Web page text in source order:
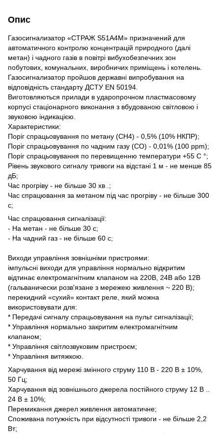
Опис
Газосигнализатор «СТРАЖ S51A4M» призначений для
автоматичного контролю концентрацій природного (далі
метан) і чадного газів в повітрі вибухобезпечних зон
побутових, комунальних, виробничих приміщень і котелень.
Газосигнализатор пройшов державні випробування на
відповідність стандарту ДСТУ EN 50194.
Виготовляються прилади в ударопрочном пластмасовому
корпусі стаціонарного виконання з вбудованою світловою і
звуковою індикацією.
Характеристики:
Поріг спрацьовування по метану (СН4) - 0,5% (10% НКПР);
Поріг спрацьовування по чадним газу (СО) - 0,01% (100 ppm);
Поріг спрацьовування по перевищенню температури +55 С °;
Рівень звукового сигналу тривоги на відстані 1 м - не менше 85
дБ;
Час прогріву - не більше 30 хв .;
Час спрацювання за метаном під час прогріву - не більше 300
с;
Час спрацювання сигналізації:
- На метан - не більше 30 с;
- На чадний газ - не більше 60 с;
Виходи управління зовнішніми пристроями:
імпульсні виходи для управління нормально відкритим
відтинає електромагнітним клапаном на 220В, 24В або 12В
(гальванически розв'язане з мережею живлення ~ 220 В);
перекидний «сухий» контакт реле, який можна
використовувати для:
* Передачі сигналу спрацьовування на пульт сигналізації;
* Управління нормально закритим електромагнітним
клапаном;
* Управління світлозвуковим пристроєм;
* Управління витяжкою.
Харчування від мережі змінного струму 110 В - 220 В ± 10%,
50 Гц;
Харчування від зовнішнього джерела постійного струму 12 В ..
24 В ± 10%;
Перемикання джерел живлення автоматичне;
Споживана потужність при відсутності тривоги - не більше 2,2
Вт;